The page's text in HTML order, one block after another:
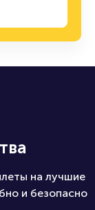
на лучшие
и безопасно